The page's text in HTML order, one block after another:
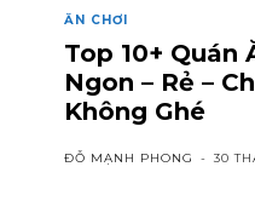
ĂN CHƠI
Top 10+ Quán
Ngon – Rẻ –
Không Ghé
ĐỖ MẠNH PHONG - 30